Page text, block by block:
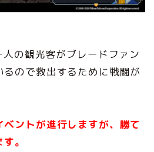
の観光客がブレードファン
ので救出するために戦闘が
ントが進行しますが、勝て
。